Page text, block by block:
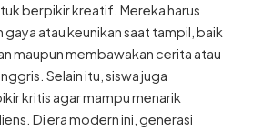
berpikir kreatif. Mereka harus
atau keunikan saat tampil, baik
maupun membawakan cerita atau
Selain itu, siswa juga
kritis agar mampu menarik
Di era modern ini, generasi